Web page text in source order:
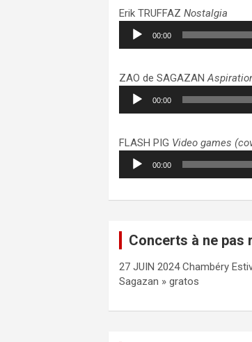
Erik TRUFFAZNostalgia
Lecteur
audio
00:00
ZAO de SAGAZAN
Lecteur
audio
00:00
FLASH PIG Video games
Lecteur
audio
00:00
Concerts à ne pas
27 JUIN 2024 Chambéry
Sagazan » gratos